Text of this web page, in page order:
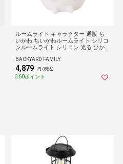
ルームライト キャラクター 通販 ち
いかわ ちいかわルームライト シリコ
ンルームライト シリコン 光る ひか
電池 子供部屋 寝室 間接照明 照明 ベ
ッドサイド 授乳ライト ナイトライト
調光 フロアライト コードレス
BACKYARD FAMILY
4,879 円 (税込)
360ポイント